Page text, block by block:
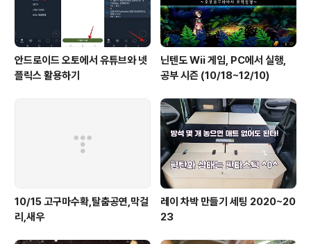
안드로이드 오토에서 유튜브와 넷
플릭스 활용하기
닌텐도 Wii 게임, PC에서 실행,
공부 시즌 (10/18~12/10)
10/15 고구마수확,탈춤공연,막걸
리,새우
레이 차박 만들기 세팅 2020~20
23